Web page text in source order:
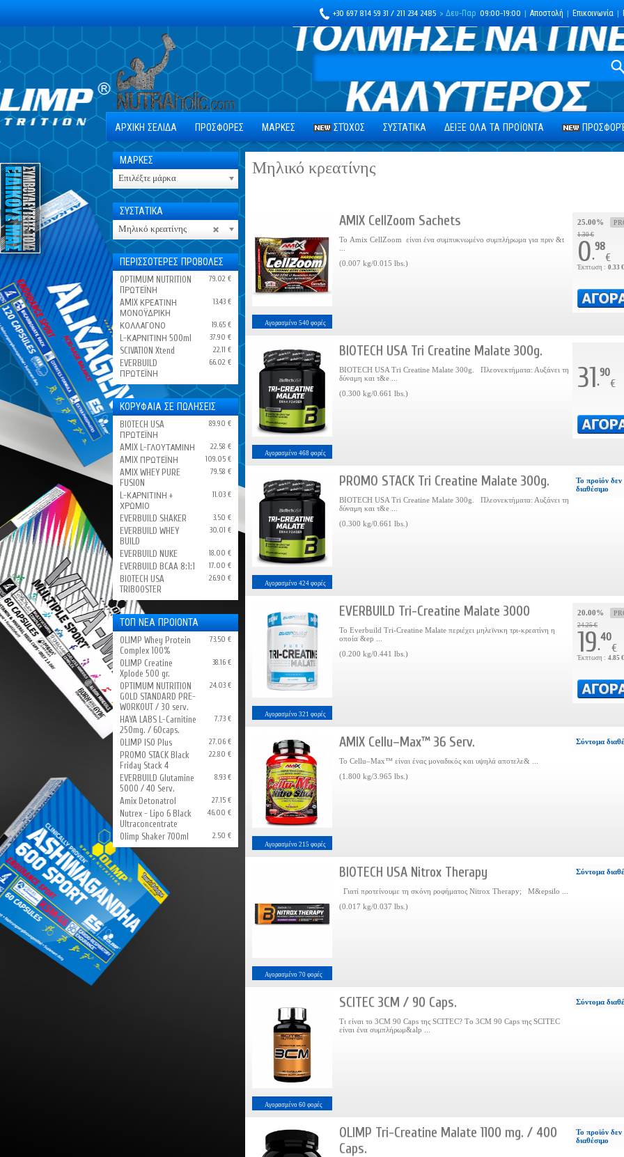
+30 697 814 59 31 / 211 234 2485 > Δευ-Παρ 09:00-19:00 | Αποστολή | Επικοινωνία |
ΑΡΧΙΚΗ ΣΕΛΙΔΑ ΠΡΟΣΦΟΡΕΣ ΜΑΡΚΕΣ ΣΤΌΧΟΣ ΣΥΣΤΑΤΙΚΑ ΔΕΙΞΕ ΟΛΑ ΤΑ ΠΡΟΪΟΝΤΑ
ΜΑΡΚΕΣ
Επιλέξτε μάρκα
ΣΥΣΤΑΤΙΚΑ
Μηλικό κρεατίνης
ΠΕΡΙΣΣΟΤΕΡΕΣ ΠΡΟΒΟΛΕΣ
OPTIMUM NUTRITION
ПΡΩΤΕΪΝΗ
79.02 €
AMIX ΚΡΕΑΤΙΝΗ
ΜΟΝΟΫΔΡΙΚΗ
13.43 €
ΚΟΛΛΑΓΟΝΟ 19.65 €
L-ΚΑΡΝΙΤΙΝΗ 500ml 37.90 €
SCIVATION Xtend 22.11 €
EVERBUILD
ΠΡΩΤΕΪΝΗ
66.02 €
ΚΟΡΥΦΑΙΑ ΣΕ ΠΩΛΗΣΕΙΣ
BIOTECH USA
ΠΡΩΤΕΪΝΗ
89.90 €
AMIX L-ΓΛΟΥΤΑΜΙΝΗ 22.58 €
AMIX ΠΡΩΤΕΪΝΗ 109.05 €
AMIX WHEY PURE
FUSION
79.58 €
L-ΚΑΡΝΙΤΙΝΗ +
ΧΡΩΜΙΟ
11.03 €
EVERBUILD SHAKER 3.50 €
EVERBUILD WHEY
BUILD
30.01 €
EVERBUILD NUKE 18.00 €
EVERBUILD BCAA 8:1:1 17.00 €
BIOTECH USA
TRIBOOSTER
26.90 €
ΤΟΠ ΝΕΑ ΠΡΟΙΟΝΤΑ
OLIMP Whey Protein
Complex 100%
73.50 €
OLIMP Creatine
Xplode 500 gr.
38.16 €
OPTIMUM NUTRITION
GOLD STANDARD PRE-
WORKOUT / 30 serv.
24.03 €
HAYA LABS L-Carnitine
250mg. / 60caps.
7.73 €
OLIMP ISO Plus 27.06 €
PROMO STACK Black
Friday Stack 4
22.80 €
EVERBUILD Glutamine
5000 / 40 Serv.
8.93 €
Amix Detonatrol 27.15 €
Nutrex - Lipo 6 Black
Ultraconcentrate
46.00 €
Olimp Shaker 700ml 2.50 €
Μηλικό κρεατίνης
Αγορασμένο 540 φορές
AMIX CellZoom Sachets
Το Amix CellZoom είναι ένα συμπυκνωμένο συμπλήρωμα για πριν &t
(0.007 kg/0.015 lbs.)
25.00%
1.30 €
0.
98
€
Έκπτωση : 0.33 €
Αγορασμένο 468 φορές
BIOTECH USA Tri Creatine Malate 300g.
BIOTECH USA Tri Creatine Malate 300g. Πλεονεκτήματα: Αυξάνει τη
δύναμη και τ&e ...
(0.300 kg/0.661 lbs.)
31 .
90
€
Αγορασμένο 424 φορές
PROMO STACK Tri Creatine Malate 300g.
BIOTECH USA Tri Creatine Malate 300g. Πλεονεκτήματα: Αυξάνει τη
δύναμη και τ&e ...
(0.300 kg/0.661 lbs.)
Το προϊόν δεν
διαθέσιμο
Αγορασμένο 321 φορές
EVERBUILD Tri-Creatine Malate 3000
Το Everbuild Tri-Creatine Malate περιέχει μηλεϊνικη τρι-κρεατίνη η
οποία &ep ...
(0.200 kg/0.441 lbs.)
20.00%
24.25 €
19.
40
€
Έκπτωση : 4.85 €
Αγορασμένο 215 φορές
AMIX Cellu–Max™ 36 Serv.
Το Cellu–Max™ είναι ένας μοναδικός και υψηλά αποτελε& ...
(1.800 kg/3.965 lbs.)
Σύντομα
Αγορασμένο 70 φορές
BIOTECH USA Nitrox Therapy
Γιατί προτείνουμε τη σκόνη ροφήματος Nitrox Therapy; Μ&epsilo ...
(0.017 kg/0.037 lbs.)
Σύντομα
Αγορασμένο 60 φορές
SCITEC 3CM / 90 Caps.
Τι είναι το 3CM 90 Caps της SCITEC? Tο 3CM 90 Caps της SCITEC
είναι ένα συμπλήρωμ&alp ...
Σύντομα
OLIMP Tri-Creatine Malate 1100 mg. / 400
Caps.
Το προϊόν δεν
διαθέσιμο